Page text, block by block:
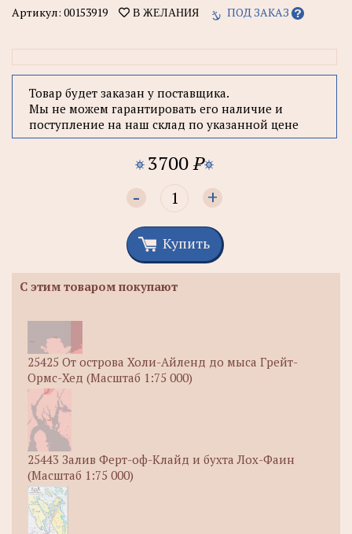
Артикул: 00153919 В ЖЕЛАНИЯ ПОД ЗАКАЗ
Товар будет заказан у поставщика.
Мы не можем гарантировать его наличие и
поступление на наш склад по указанной цене
3700P
- +
Купить
С этим товаром покупают
25425 От острова Холи-Айленд до мыса Грейт-
Ормс-Хед (Масштаб 1:75 000)
25443 Залив Ферт-оф-Клайд и бухта Лох-Фаин
(Масштаб 1:75 000)